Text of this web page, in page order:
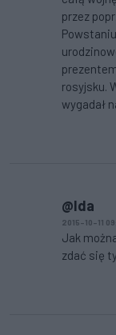
przez
rosyjsku.
wygadał
@Ida
2015-10-11
Jak
zdać się